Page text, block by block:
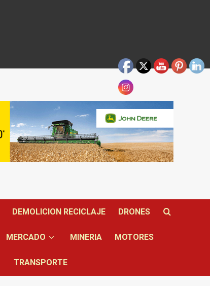
DEMOLICION RECICLAJE DRONES
MERCADO MINERIA MOTORES
TRANSPORTE